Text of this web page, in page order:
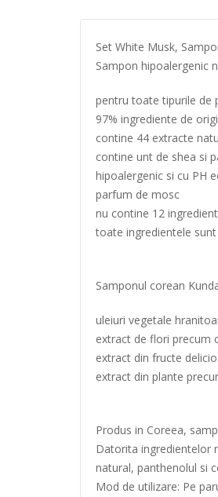
Set White Musk,
Sampon hipoalergenic
pentru toate tipurile de
97% ingrediente de
contine 44 extracte
contine unt de shea si
hipoalergenic si cu PH
parfum de mosc
nu contine 12
toate ingredientele
Samponul corean
uleiuri vegetale
extract de flori precum
extract din fructe
extract din plante
Produs in Coreea,
Datorita ingredientelor
natural, panthenolul si
Mod de utilizare: Pe